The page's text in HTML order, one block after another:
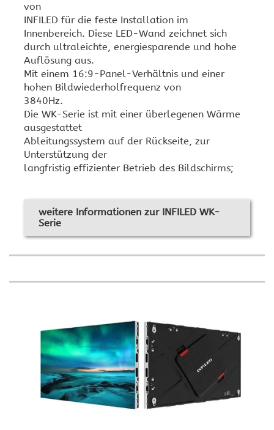
von
INFILED für die feste Installation im
Innenbereich. Diese LED-Wand zeichnet sich
durch ultraleichte, energiesparende und hohe
Auflösung aus.
Mit einem 16:9-Panel-Verhältnis und einer
hohen Bildwiederholfrequenz von
3840Hz.
Die WK-Serie ist mit einer überlegenen Wärme
ausgestattet
Ableitungssystem auf der Rückseite, zur
Unterstützung der
langfristig effizienter Betrieb des Bildschirms;
weitere Informationen zur INFILED WK-
Serie